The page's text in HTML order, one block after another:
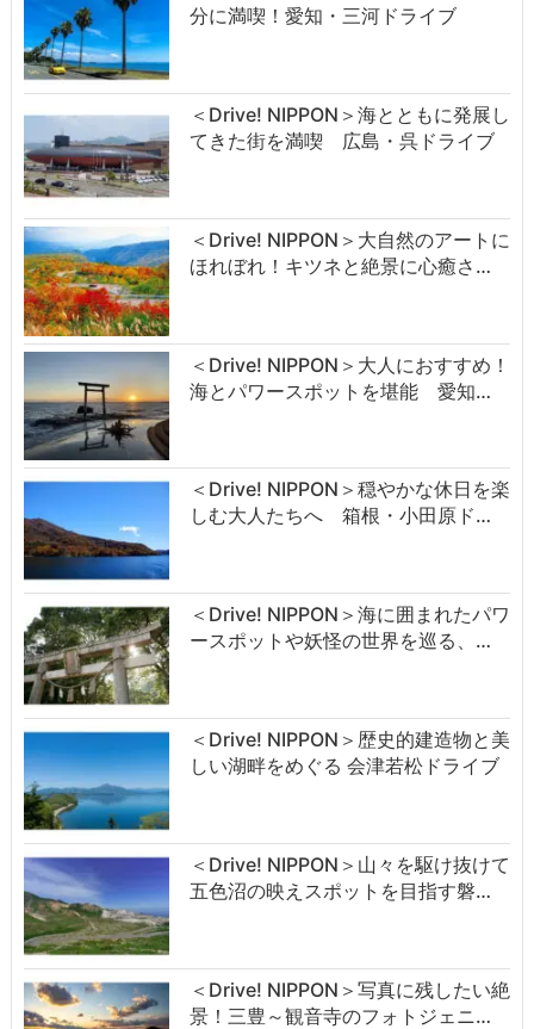
分に満喫！愛知・三河ドライブ
＜Drive! NIPPON＞海とともに発展し
てきた街を満喫 広島・呉ドライブ
＜Drive! NIPPON＞大自然のアートに
ほれぼれ！キツネと絶景に心癒さ…
＜Drive! NIPPON＞大人におすすめ！
海とパワースポットを堪能 愛知…
＜Drive! NIPPON＞穏やかな休日を楽
しむ大人たちへ 箱根・小田原ド…
＜Drive! NIPPON＞海に囲まれたパワ
ースポットや妖怪の世界を巡る、…
＜Drive! NIPPON＞歴史的建造物と美
しい湖畔をめぐる 会津若松ドライブ
＜Drive! NIPPON＞山々を駆け抜けて
五色沼の映えスポットを目指す磐…
＜Drive! NIPPON＞写真に残したい絶
景！三豊～観音寺のフォトジェニ…